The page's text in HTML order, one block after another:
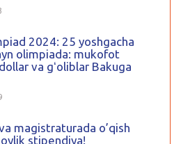
2024: 25 yoshgacha
olimpiada: mukofot
va gʻoliblar Bakuga
magistraturada o’qish
stipendiya!